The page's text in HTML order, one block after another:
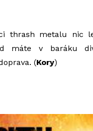
thrash metalu nic
máte v baráku
(Kory)